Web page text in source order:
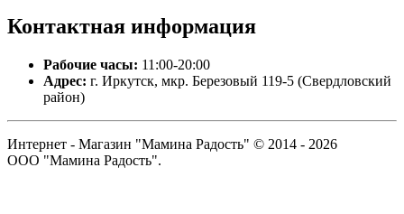
Контактная информация
Рабочие часы: 11:00-20:00
Адрес: г. Иркутск, мкр. Березовый 119-5 (Свердловский
район)
Интернет - Магазин "Мамина Радость" © 2014 - 2026
ООО "Мамина Радость".